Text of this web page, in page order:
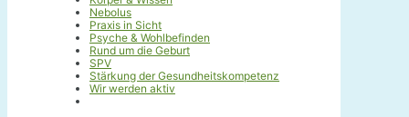
Nebolus
Praxis in Sicht
Psyche & Wohlbefinden
Rund um die Geburt
SPV
Stärkung der Gesundheitskompetenz
Wir werden aktiv